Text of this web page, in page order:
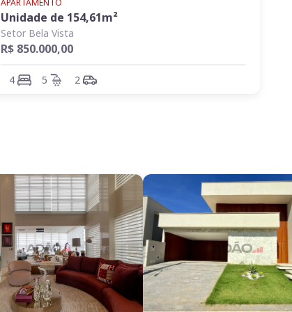
APARTAMENTO
Unidade de 154,61m²
Setor Bela Vista
R$ 850.000,00
4 5 2